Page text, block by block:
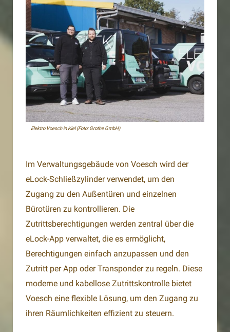
Elektro Voesch in Kiel (Foto: Grothe GmbH)
Im Verwaltungsgebäude von Voesch wird der
eLock-Schließzylinder verwendet, um den
Zugang zu den Außentüren und einzelnen
Bürotüren zu kontrollieren. Die
Zutrittsberechtigungen werden zentral über die
eLock-App verwaltet, die es ermöglicht,
Berechtigungen einfach anzupassen und den
Zutritt per App oder Transponder zu regeln. Diese
moderne und kabellose Zutrittskontrolle bietet
Voesch eine flexible Lösung, um den Zugang zu
ihren Räumlichkeiten effizient zu steuern.